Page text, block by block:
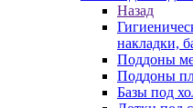
Назад
накладки,
Поддоны
Поддоны
Базы под